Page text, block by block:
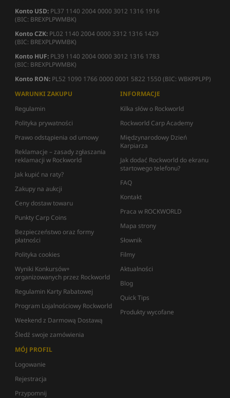
Konto USD: PL37 1140 2004 0000 3012 1316 1916
(BIC: BREXPLPWMBK)
Konto CZK: PL02 1140 2004 0000 3312 1316 1429
(BIC: BREXPLPWMBK)
Konto HUF: PL39 1140 2004 0000 3012 1316 1783
(BIC: BREXPLPWMBK)
Konto RON: PL52 1090 1766 0000 0001 5822 1550 (BIC: WBKPPLPP)
WARUNKI ZAKUPU
Regulamin
Polityka prywatności
Prawo odstąpienia od umowy
Reklamacje – zasady zgłaszania
reklamacji w Rockworld
Jak kupić na raty?
Zakupy na aukcji
Ceny dostaw towaru
Punkty Carp Coins
Bezpieczeństwo oraz formy
płatności
Polityka cookies
Wyniki Konkursów+
organizowanych przez Rockworld
Regulamin Karty Rabatowej
Program Lojalnościowy Rockworld
Weekend z Darmową Dostawą
Śledź swoje zamówienia
INFORMACJE
Kilka słów o Rockworld
Rockworld Carp Academy
Międzynarodowy Dzień
Karpiarza
Jak dodać Rockworld do ekranu
startowego telefonu?
FAQ
Kontakt
Praca w ROCKWORLD
Mapa strony
Słownik
Filmy
Aktualności
Blog
Quick Tips
Produkty wycofane
MÓJ PROFIL
Logowanie
Rejestracja
Przypomnij